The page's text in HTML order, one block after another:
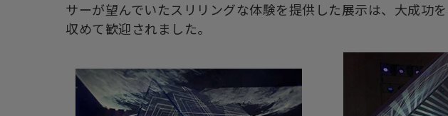
サーが望んでいたスリリングな体験を提供した展示は、大成功を
収めて歓迎されました。